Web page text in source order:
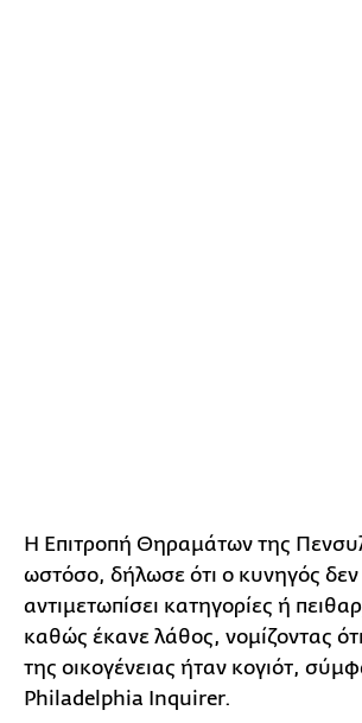
Η Επιτροπή Θηραμάτων της
ωστόσο, δήλωσε ότι ο κυνηγός
αντιμετωπίσει κατηγορίες ή
καθώς έκανε λάθος, νομίζοντας ότι
της οικογένειας ήταν κογιότ,
Philadelphia Inquirer.